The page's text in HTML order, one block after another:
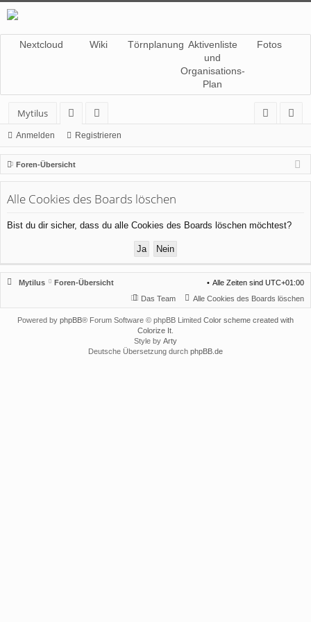
Nextcloud Wiki Törnplanung Aktivenliste
und
Organisations-
Plan
Fotos
Mytilus
or
en
itg
lie
de
m
el
n
ist
rie
n
Anmelden Registrieren
Foren-Übersicht
Alle Cookies des Boards löschen
Bist du dir sicher, dass du alle Cookies des Boards löschen möchtest?
Mytilus Foren-Übersicht Alle Zeiten sind UTC+01:00
Alle Cookies des Boards löschen
Das Team
Powered by phpBB® Forum Software © phpBB Limited Color scheme created with
Colorize It
Style by Arty
Deutsche Übersetzung durch phpBB.de